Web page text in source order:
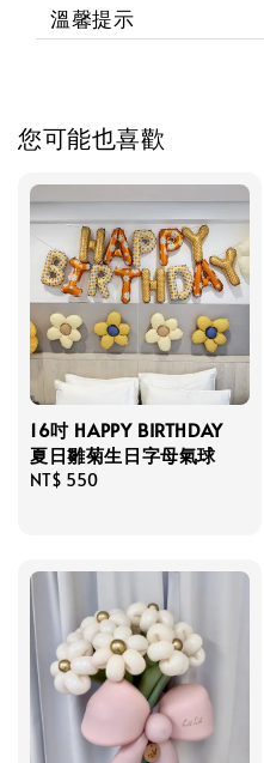
溫馨提示
您可能也喜歡
16吋 HAPPY BIRTHDAY
夏日雛菊生日字母氣球
Regular
NT$ 550